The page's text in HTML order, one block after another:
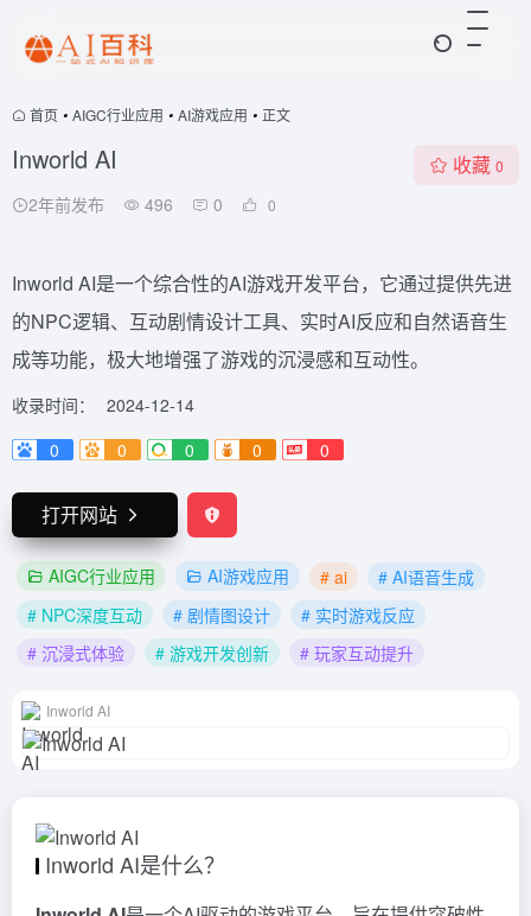
首页 • AIGC行业应用 • AI游戏应用 • 正文
Inworld AI
2年前发布 496 0 0
收藏 0
Inworld AI是一个综合性的AI游戏开发平台，它通过提供先进
的NPC逻辑、互动剧情设计工具、实时AI反应和自然语音生
成等功能，极大地增强了游戏的沉浸感和互动性。
收录时间：
2024-12-14
0
0 0 0 0
打开网站
AIGC行业应用 AI游戏应用 # ai
# AI语音生成
# NPC深度互动
# 剧情图设计
# 实时游戏反应
# 沉浸式体验
# 游戏开发创新 # 玩家互动提升
Inworld AI
Inworld AI是什么？